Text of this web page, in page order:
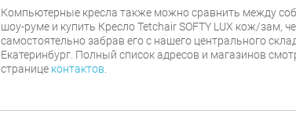
Компьютерные кресла также можно сравнить между
шоу-руме и купить Кресло Tetchair SOFTY LUX кож/зам,
самостоятельно забрав его с нашего центрального
Екатеринбург. Полный список адресов и магазинов
странице контактов